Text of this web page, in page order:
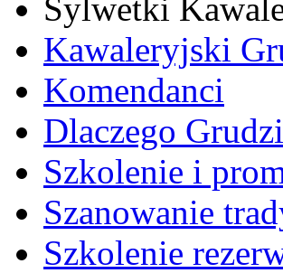
Sylwetki
Kawaleryjski
Komendanci
Dlaczego
Szkolenie i
Szanowanie
Szkolenie